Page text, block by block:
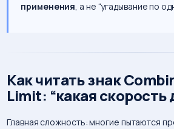
применения, а не “угадывание по
Как читать знак
Limit: “какая скорость
Главная сложность: многие пытаются